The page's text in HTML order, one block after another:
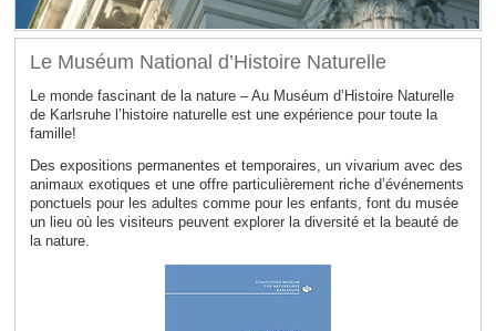
Le Muséum National d’Histoire Naturelle
Le monde fascinant de la nature – Au Muséum d’Histoire Naturelle
de Karlsruhe l’histoire naturelle est une expérience pour toute la
famille!
Des expositions permanentes et temporaires, un vivarium avec des
animaux exotiques et une offre particulièrement riche d’événements
ponctuels pour les adultes comme pour les enfants, font du musée
un lieu où les visiteurs peuvent explorer la diversité et la beauté de
la nature.